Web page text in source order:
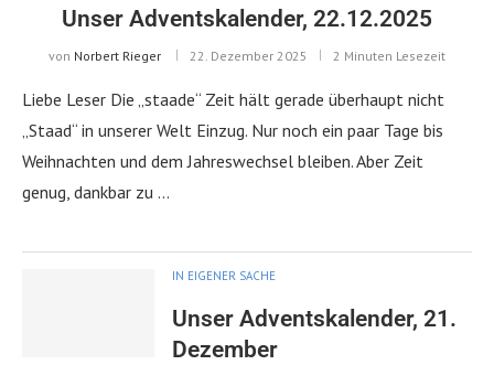
Unser Adventskalender, 22.12.2025
von Norbert Rieger 22. Dezember 2025 2 Minuten Lesezeit
Liebe Leser Die „staade“ Zeit hält gerade überhaupt nicht
„Staad“ in unserer Welt Einzug. Nur noch ein paar Tage bis
Weihnachten und dem Jahreswechsel bleiben. Aber Zeit
genug, dankbar zu …
IN EIGENER SACHE
Unser Adventskalender, 21.
Dezember